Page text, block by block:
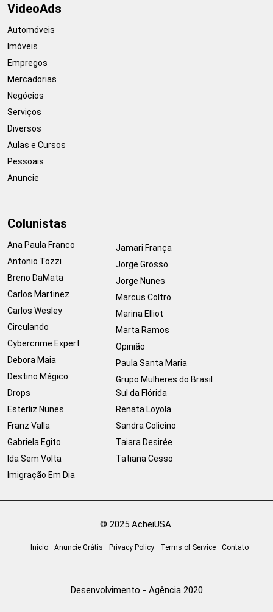
VideoAds
Automóveis
Imóveis
Empregos
Mercadorias
Negócios
Serviços
Diversos
Aulas e Cursos
Pessoais
Anuncie
Colunistas
Ana Paula Franco
Antonio Tozzi
Breno DaMata
Carlos Martinez
Carlos Wesley
Circulando
Cybercrime Expert
Debora Maia
Destino Mágico
Drops
Esterliz Nunes
Franz Valla
Gabriela Egito
Ida Sem Volta
Imigração Em Dia
Jamari França
Jorge Grosso
Jorge Nunes
Marcus Coltro
Marina Elliot
Marta Ramos
Opinião
Paula Santa Maria
Grupo Mulheres do Brasil
Sul da Flórida
Renata Loyola
Sandra Colicino
Taiara Desirée
Tatiana Cesso
© 2025 AcheiUSA.
Início Anuncie Grátis Privacy Policy Terms of Service Contato
Desenvolvimento - Agência 2020